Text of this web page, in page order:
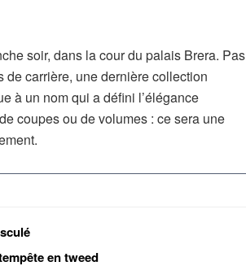
soir, dans la cour du palais Brera. Pas
de carrière, une dernière collection
à un nom qui a défini l’élégance
coupes ou de volumes : ce sera une
en tweed